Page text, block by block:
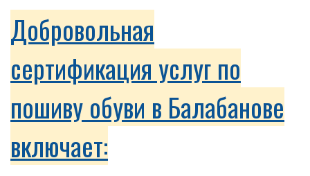
Добровольная
сертификация услуг по
пошиву обуви в Балабанове
включает: